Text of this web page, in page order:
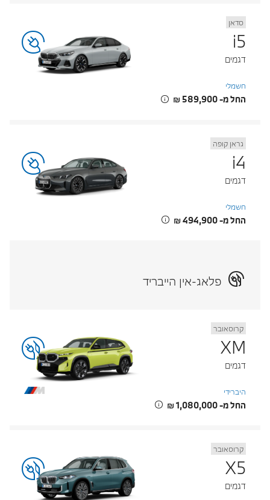
סדאן
i5
דגמים
חשמלי
החל מ- ‏589,900 ‏₪
גראן קופה
i4
דגמים
חשמלי
החל מ- ‏494,900 ‏₪
פלאג-אין הייבריד
קרוסאובר
XM
דגמים
היברידי
החל מ- ‏1,080,000 ‏₪
קרוסאובר
X5
דגמים